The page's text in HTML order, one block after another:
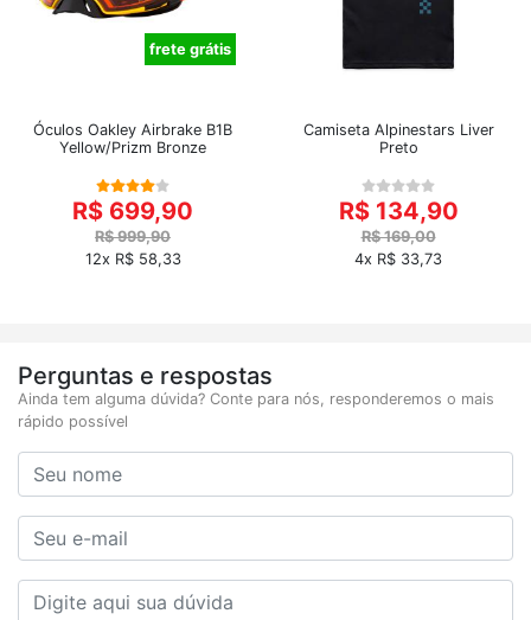
frete grátis
Óculos Oakley Airbrake B1B
Yellow/Prizm Bronze
R$ 699,90
R$ 999,90
12x R$ 58,33
Camiseta Alpinestars Liver
Preto
R$ 134,90
R$ 169,00
4x R$ 33,73
Perguntas e respostas
Ainda tem alguma dúvida? Conte para nós, responderemos o mais
rápido possível